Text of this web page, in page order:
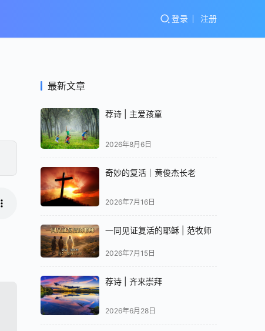
登录 注册
最新文章
荐诗 | 主爱孩童
2026年8月6日
奇妙的复活｜黄俊杰长老
2026年7月16日
一同见证复活的耶稣 | 范牧师
2026年7月15日
荐诗 | 齐来崇拜
2026年6月28日